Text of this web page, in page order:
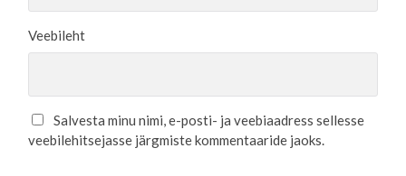
Veebileht
Salvesta minu nimi, e-posti- ja veebiaadress sellesse
veebilehitsejasse järgmiste kommentaaride jaoks.